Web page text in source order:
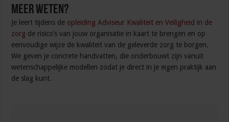
Meer weten?
Je leert tijdens de opleiding Adviseur Kwaliteit en Veiligheid in de
zorg de risico’s van jouw organisatie in kaart te brengen en op
eenvoudige wijze de kwaliteit van de geleverde zorg te borgen.
We geven je concrete handvatten, die onderbouwt zijn vanuit
wetenschappelijke modellen zodat je direct in je eigen praktijk aan
de slag kunt.